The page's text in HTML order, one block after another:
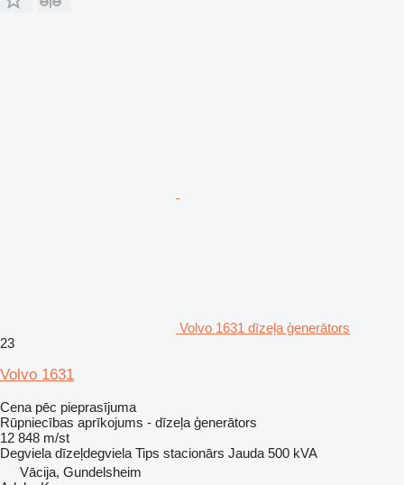
Volvo 1631 dīzeļa ģenerātors
23
Volvo 1631
Cena pēc pieprasījuma
Rūpniecības aprīkojums - dīzeļa ģenerātors
12 848 m/st
Degviela dīzeļdegviela Tips stacionārs Jauda 500 kVA
Vācija, Gundelsheim